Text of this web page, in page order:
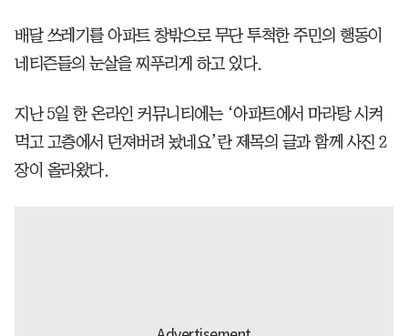
배달 쓰레기를 아파트 창밖으로 무단 투척한 주민의 행동이
네티즌들의 눈살을 찌푸리게 하고 있다.
지난 5일 한 온라인 커뮤니티에는 ‘아파트에서 마라탕 시켜
먹고 고층에서 던져버려 놨네요’란 제목의 글과 함께 사진 2
장이 올라왔다.